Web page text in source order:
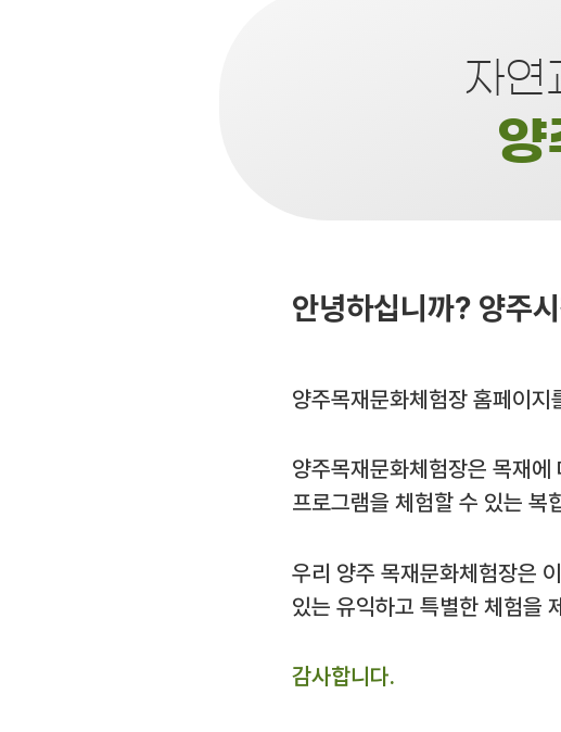
자연
양
안녕하십니까? 양주
양주목재문화체험장 홈페이
양주목재문화체험장은 목재
프로그램을 체험할 수 있는 복
우리 양주 목재문화체험장은
있는 유익하고 특별한 체험을
감사합니다.